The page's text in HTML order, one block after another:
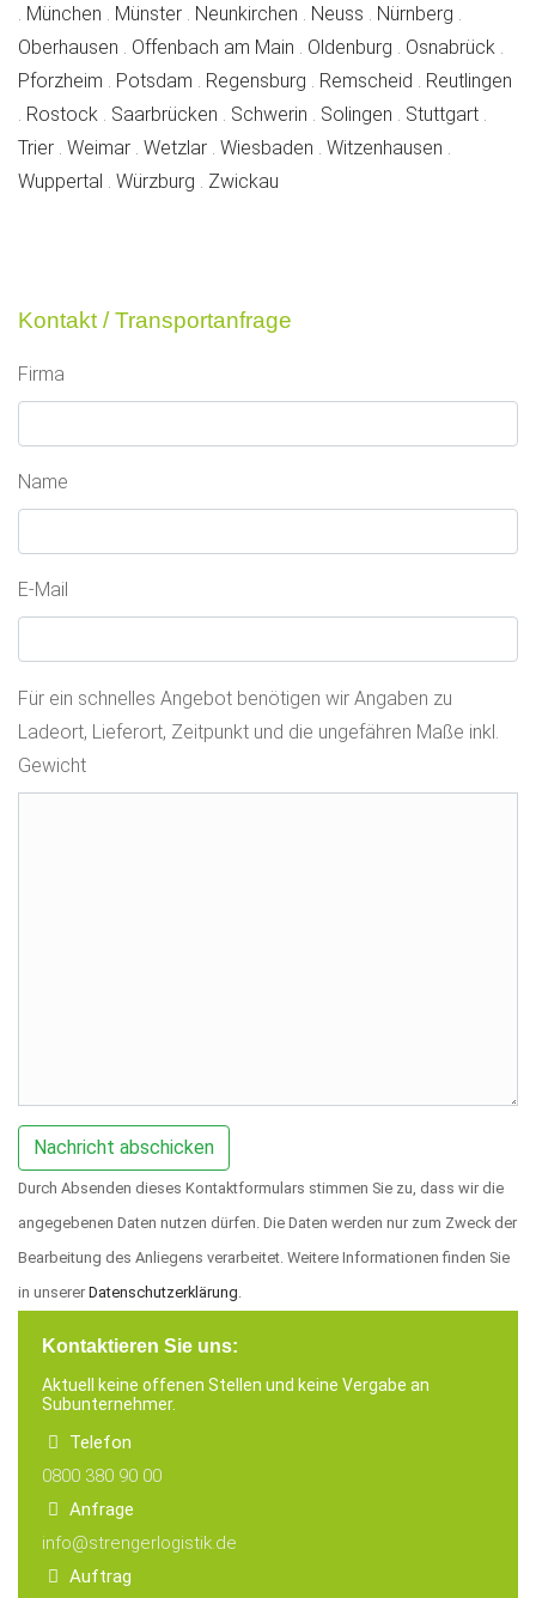
inhaber
. München inhaber
. Münster inhaber
. Neunkirchen inhaber
. Neuss inhaber
. Nürnberg .
Oberhausen
inhaber
. Offenbach am Main inhaber
. Oldenburg inhaber
. Osnabrück .
Pforzheim
inhaber
. Potsdam inhaber
. Regensburg inhaber
. Remscheid inhaber
. Reutlingen
inhaber
. Rostock inhaber
. Saarbrücken inhaber
. Schwerin inhaber
. Solingen inhaber
. Stuttgart .
Trier inhaber
. Weimar inhaber
. Wetzlar inhaber
. Wiesbaden inhaber
. Witzenhausen .
Wuppertal
inhaber
. Würzburg inhaber
. Zwickau
Kontakt / Transportanfrage
Firma
Name
E-Mail
Für ein schnelles Angebot benötigen wir Angaben zu
Ladeort, Lieferort, Zeitpunkt und die ungefähren Maße inkl.
Gewicht
Durch Absenden dieses Kontaktformulars stimmen Sie zu, dass wir die
angegebenen Daten nutzen dürfen. Die Daten werden nur zum Zweck der
Bearbeitung des Anliegens verarbeitet. Weitere Informationen finden Sie
in unserer Datenschutzerklärung.
Kontaktieren Sie uns:
Aktuell keine offenen Stellen und keine Vergabe an
Subunternehmer.
Telefon
0800 380 90 00
Anfrage
info@strengerlogistik.de
Auftrag